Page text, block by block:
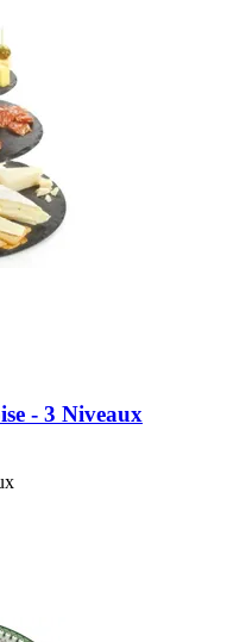
-​ 3 Niveaux